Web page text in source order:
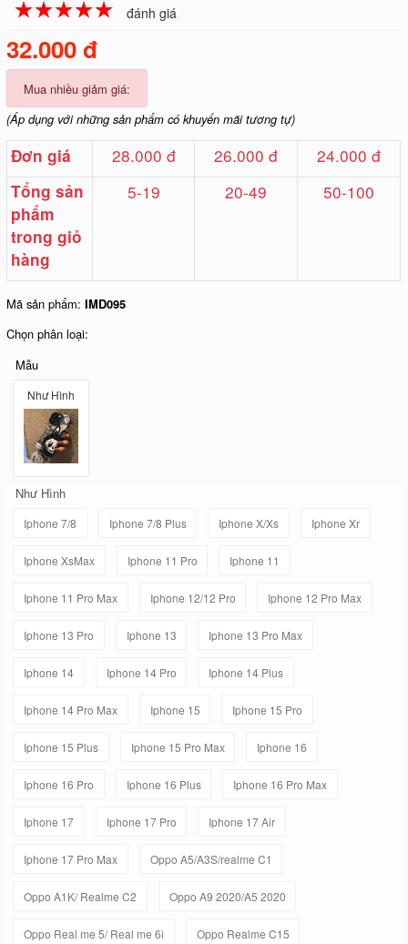
☆☆☆☆☆
★★★★★ đánh giá
32.000 đ
Mua nhiều giảm giá:
(Áp dụng với những sản phẩm có khuyến mãi tương tự)
Đơn giá 28.000 đ 26.000 đ 24.000 đ
Tổng sản
phẩm
trong giỏ
hàng
5-19 20-49 50-100
Mã sản phẩm:IMD095
Chọn phân loại:
Mẫu
Như Hình
Như Hình
Iphone 7/8 Iphone 7/8 Plus Iphone X/Xs Iphone Xr
Iphone XsMax Iphone 11 Pro Iphone 11
Iphone 11 Pro Max Iphone 12/12 Pro Iphone 12 Pro Max
Iphone 13 Pro Iphone 13 Iphone 13 Pro Max
Iphone 14 Iphone 14 Pro Iphone 14 Plus
Iphone 14 Pro Max Iphone 15 Iphone 15 Pro
Iphone 15 Plus Iphone 15 Pro Max Iphone 16
Iphone 16 Pro Iphone 16 Plus Iphone 16 Pro Max
Iphone 17 Iphone 17 Pro Iphone 17 Air
Iphone 17 Pro Max Oppo A5/A3S/realme C1
Oppo A1K/ Realme C2 Oppo A9 2020/A5 2020
Oppo Real me 5/ Real me 6i Oppo Realme C15